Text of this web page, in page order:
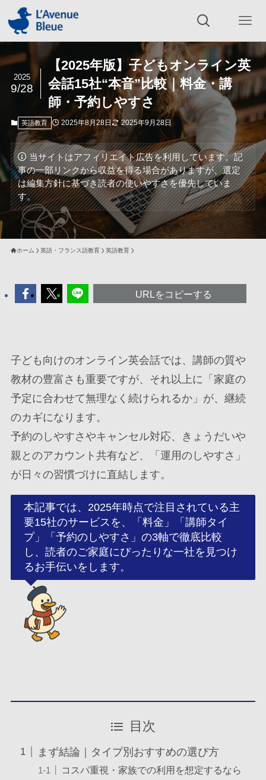
【2025年版】子どもオンライン英
会話15社“本音”比較｜料金・講
師・予約しやすさ
2025
9/28
英語教育 2025年8月28日 2025年9月28日
当サイトはアフィリエイト広告を利用しています。記
事の一部リンクから収益を得る場合がありますが、選定
は編集方針に基づき読者の使いやすさを優先していま
す。
ホーム 英語・フランス語教育 英語教育
URLをコピーする
子ども向けのオンライン英会話では、講師の質や
教材の豊富さも重要ですが、それ以上に「家庭の
予定に合わせて無理なく続けられるか」が、継続
のカギになります。
予約のしやすさやキャンセル対応、きょうだいや
親とのアカウント共有など、「運用のしやすさ」
が日々の習慣づけに直結します。
本記事では、2025年時点で注目されている主
要15社のサービスを、「料金」「講師タイ
プ」「予約のしやすさ」の3軸で徹底比較
し、読者のご家庭にぴったりな一社を見つけ
るお手伝いをします。
目次
まず結論｜タイプ別おすすめの選び方
コスパ重視・家族での利用を想定するなら